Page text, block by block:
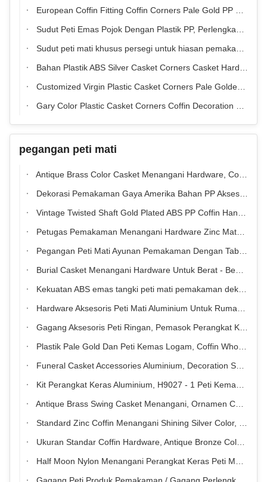
European Coffin Fitting Coffin Corners Pale Gold PP Virgin Plastic 18# Dengan Tabung Baja
Sudut Peti Emas Pojok Dengan Plastik PP, Perlengkapan Peti Mati Untuk Dewasa
Sudut peti mati khusus persegi untuk hiasan pemakaman pemakaman
Bahan Plastik ABS Silver Casket Corners Casket Hardware Dengan Metal Bars
Customized Virgin Plastic Casket Corners Pale Golden American Style Dengan Katedral
Gary Color Plastic Casket Corners Coffin Decoration 60cm X 45cm X 35cm
pegangan peti mati
Antique Brass Color Casket Menangani Hardware, Coffin Accessories Besi
Dekorasi Pemakaman Gaya Amerika Bahan PP Aksesoris Peti Pengendali H9080
Vintage Twisted Shaft Gold Plated ABS PP Coffin Handle Hardware Pemakaman Coffin Pull Handle
Petugas Pemakaman Menangani Hardware Zinc Material H9025, Handling Coffin Wholesale
Pegangan Peti Mati Ayunan Pemakaman Dengan Tabung Pendek, Emas Pucat H9023 Perangkat Keras Pegangan Peti Mati
Burial Casket Menangani Hardware Untuk Berat - Bearing, Coffin Menangani Pemasok
Kekuatan ABS emas tangki peti mati pemakaman dekoratif tarik aksesoris
Hardware Aksesoris Peti Mati Aluminium Untuk Rumah Pemakaman
Gagang Aksesoris Peti Ringan, Pemasok Perangkat Keras Peti
Plastik Pale Gold Dan Peti Kemas Logam, Coffin Wholesale Menangani H9021
Funeral Casket Accessories Aluminium, Decoration Swing Coffin Menangani Pola Mewah
Kit Perangkat Keras Aluminium, H9027 - 1 Peti Kemas Menangani Grosir
Antique Brass Swing Casket Menangani, Ornamen Coffin Disesuaikan Gaya Eropa
Standard Zinc Coffin Menangani Shining Silver Color, Pola Telur Peti Tekstil Menangani Grosir
Ukuran Standar Coffin Hardware, Antique Bronze Color Decoration Coffin Handles
Half Moon Nylon Menangani Perangkat Keras Peti Mati Resistansi Aus Tinggi